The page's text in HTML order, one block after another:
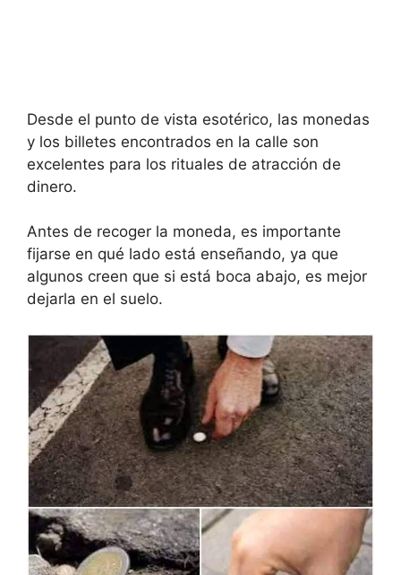
Desde el punto de vista esotérico, las monedas
y los billetes encontrados en la calle son
excelentes para los rituales de atracción de
dinero.
Antes de recoger la moneda, es importante
fijarse en qué lado está enseñando, ya que
algunos creen que si está boca abajo, es mejor
dejarla en el suelo.